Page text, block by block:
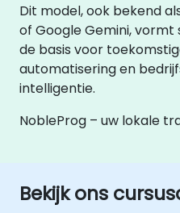
Dit model, ook bekend
of Google Gemini,
de basis voor
automatisering en
intelligentie.
NobleProg – uw lokale
Bekijk ons